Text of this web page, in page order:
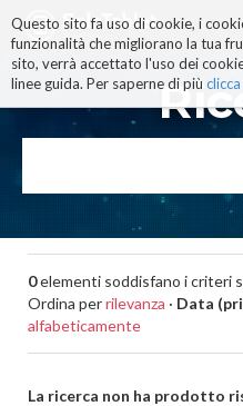
Questo sito fa uso di cookie, i
funzionalità che migliorano la tua
sito, verrà accettato l'uso dei
linee guida. Per saperne di più
ai
|
alla
0elementi soddisfano i criteri
Ordina perrilevanza · Data
alfabeticamente
La ricerca non ha prodotto